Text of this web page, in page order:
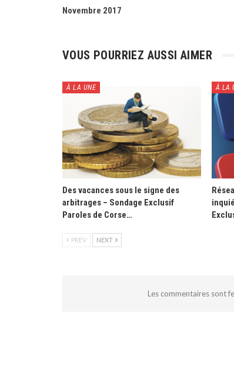
Novembre 2017
VOUS POURRIEZ AUSSI AIMER
À LA UNE
Des vacances sous le signe des
arbitrages – Sondage Exclusif
Paroles de Corse…
À LA
PREV NEXT
Les commentaires sont